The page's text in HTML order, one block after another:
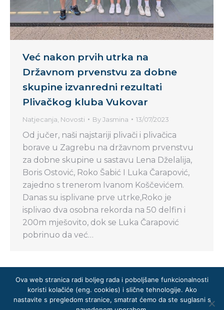
Već nakon prvih utrka na
Državnom prvenstvu za dobne
skupine izvanredni rezultati
Plivačkog kluba Vukovar
Natjecanja, Novosti ByJasmina 13/07/2023
Od jučer, naši najstariji plivači i plivačica
borave u Zagrebu na državnom prvenstvu
za dobne skupine u sastavu Lena Dželalija,
Boris Ostović, Roko Šabić I Luka Čarapović,
zajedno s trenerom Ivanom Koščevićem.
Danas su isplivane prve utrke,Roko je
isplivao dva osobna rekorda na 50 delfin i
200m mješovito, dok se Luka Čarapović
pobrinuo da već…
Ova web stranica radi boljeg rada i poboljšane funkcionalnosti
koristi kolačiće (eng. cookies) i slične tehnologije. Ako
nastavite s pregledom stranice, smatrat ćemo da ste suglasni s